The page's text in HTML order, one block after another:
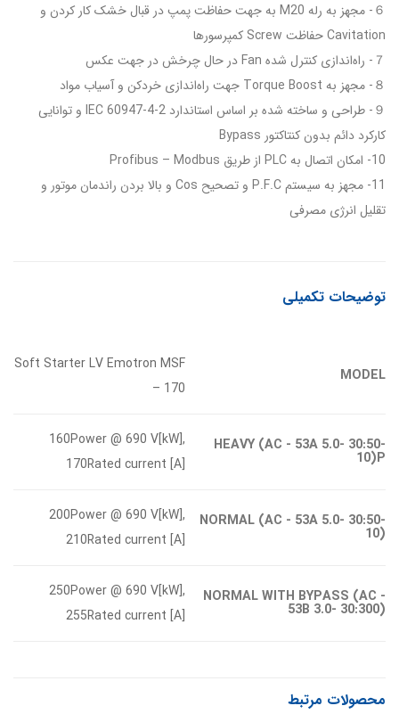
６- مجهز به رله M20 به جهت حفاظت پمپ در قبال خشک کار کردن و
Cavitation حفاظت Screw کمپرسورها
７- راه‌اندازی کنترل شده Fan در حال چرخش در جهت عکس
８- مجهز به Torque Boost جهت راه‌اندازی خردکن و آسیاب مواد
９- طراحی و ساخته شده بر اساس استاندارد IEC 60947-4-2 و توانایی
کارکرد دائم بدون کنتاکتور Bypass
10- امکان اتصال به PLC از طریق Profibus – Modbus
11- مجهز به سیستم P.F.C و تصحیح Cos و بالا بردن راندمان موتور و
تقلیل انرژی مصرفی
توضیحات تکمیلی
MODEL
Soft Starter LV Emotron MSF
– 170
HEAVY (AC - 53A 5.0- 30:50-
10)P
160Power @ 690 V[kW],
170Rated current [A]
NORMAL (AC - 53A 5.0- 30:50-
10)
200Power @ 690 V[kW],
210Rated current [A]
NORMAL WITH BYPASS (AC -
53B 3.0- 30:300)
250Power @ 690 V[kW],
255Rated current [A]
محصولات مرتبط